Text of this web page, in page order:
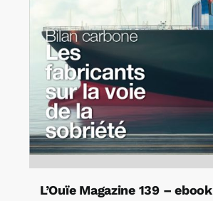
L’Ouïe Magazine 139 – ebook